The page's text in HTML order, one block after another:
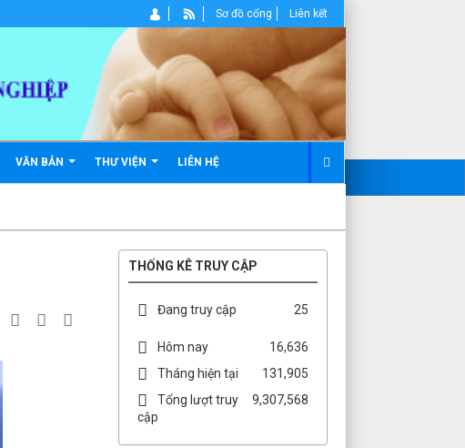
VĂN BẢN THƯ VIỆN LIÊN HỆ
Sơ đồ cổng Liên kết
THỐNG KÊ TRUY CẬP
Đang truy cập 25
Hôm nay
16,636
Tháng hiện tại
131,905
Tổng lượt truy
cập
9,307,568